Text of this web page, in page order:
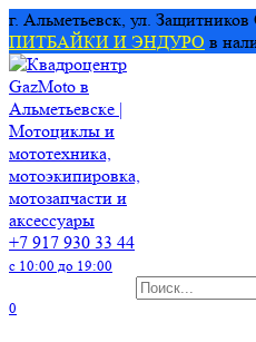
Перейти
к
содержанию
г. Альметьевск, ул. Защитников
ПИТБАЙКИ И ЭНДУРО в
+7 917 930 33 44
с 10:00 до 19:00
Search
0